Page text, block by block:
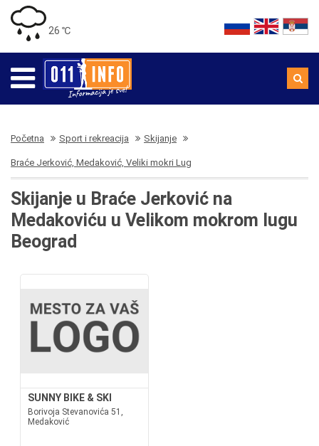
26 ℃
Početna Sport i rekreacija Skijanje
Braće Jerković, Medaković, Veliki mokri Lug
Skijanje u Braće Jerković na
Medakoviću u Velikom mokrom lugu
Beograd
SUNNY BIKE & SKI
Borivoja Stevanovića 51,
Medaković